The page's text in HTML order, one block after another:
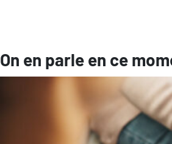
On en parle en ce